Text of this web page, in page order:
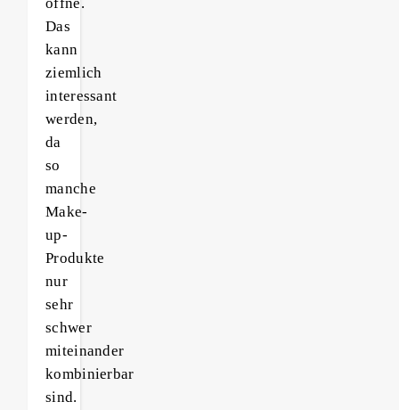
Das
kann
ziemlich
interessant
werden,
da
so
manche
Make-
up-
Produkte
nur
sehr
schwer
miteinander
kombinierbar
sind.